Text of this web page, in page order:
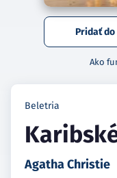
Pridať
Ako
Beletria
Agatha Christie